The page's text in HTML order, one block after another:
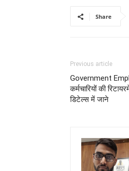
Share
Previous article
Government
कर्मचारियों की
डिटेल्स में जाने